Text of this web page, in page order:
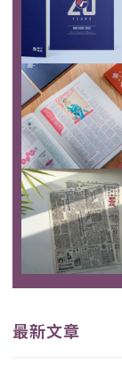
最新文章